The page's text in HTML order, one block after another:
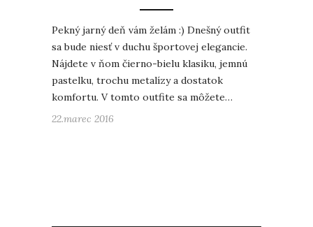
Pekný jarný deň vám želám :) Dnešný outfit
sa bude niesť v duchu športovej elegancie.
Nájdete v ňom čierno-bielu klasiku, jemnú
pastelku, trochu metalízy a dostatok
komfortu. V tomto outfite sa môžete…
22.marec 2016